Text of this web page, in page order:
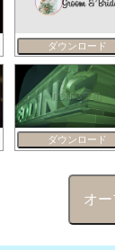
ダウンロード
ダウンロード
オ